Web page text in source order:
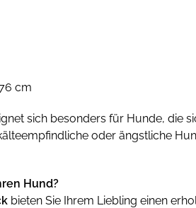
cm
sich besonders für Hunde, die
oder ängstliche
Hund?
bieten Sie Ihrem Liebling einen